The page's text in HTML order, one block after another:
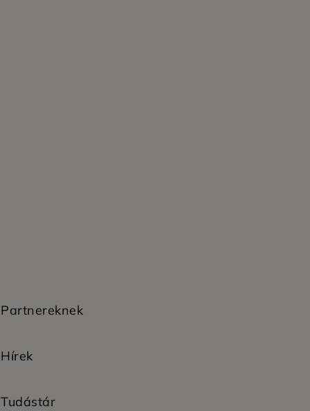
Partnereknek
Hírek
Tudástár